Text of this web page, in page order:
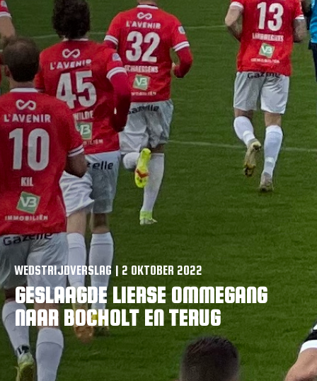
WEDSTRIJDVERSLAG | 2 OKTOBER 2022
GESLAAGDE LIERSE OMMEGANG
NAAR BOCHOLT EN TERUG
CLUBAPP
FANSHOP
FAQ
VACATURES
CONTACTEER ONS